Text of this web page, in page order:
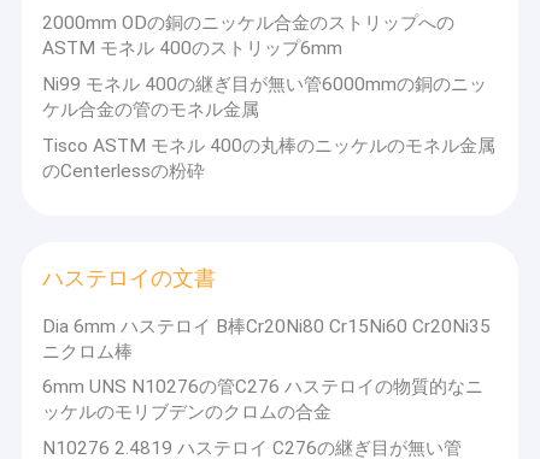
ステンレス鋼 ワイヤー ロール
ステンレス鋼のプロフィール
モネル金属
ニトロニックの文書
複式アパートのステンレス鋼
2000mm ODの銅のニッケル合金のストリップへの
ASTM モネル 400のストリップ6mm
Ni99 モネル 400の継ぎ目が無い管6000mmの銅のニッ
ケル合金の管のモネル金属
Tisco ASTM モネル 400の丸棒のニッケルのモネル金属
のCenterlessの粉砕
ハステロイの文書
Dia 6mm ハステロイ B棒Cr20Ni80 Cr15Ni60 Cr20Ni35
ニクロム棒
6mm UNS N10276の管C276 ハステロイの物質的なニ
ッケルのモリブデンのクロムの合金
N10276 2.4819 ハステロイ C276の継ぎ目が無い管